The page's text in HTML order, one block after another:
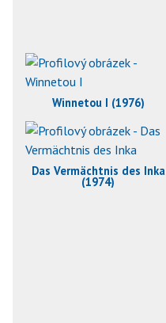
Winnetou I (1976)
Das Vermächtnis des Inka
(1974)